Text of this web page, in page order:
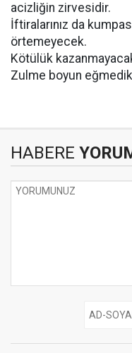
acizliğin zirvesidir.
İftiralarınız da
örtemeyecek.
Kötülük
Zulme boyun
HABERE